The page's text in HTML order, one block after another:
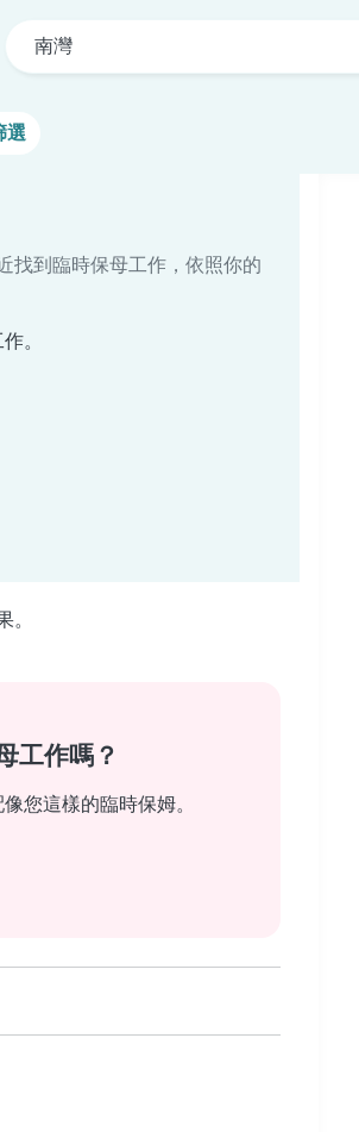
南灣
選
找到臨時保母工作，依照你的
。
。
工作嗎？
您這樣的臨時保姆。